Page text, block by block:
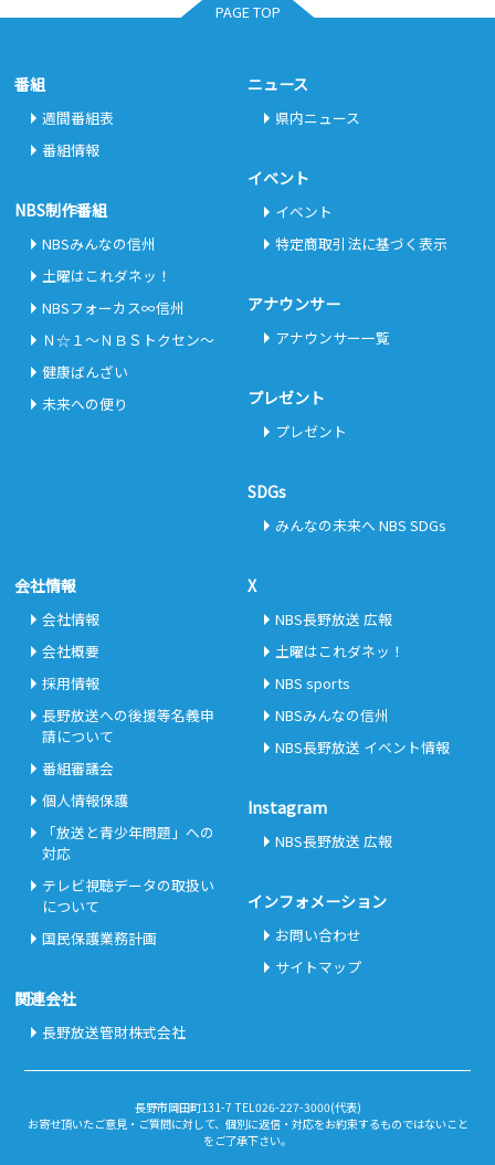
PAGE TOP
番組
週間番組表
番組情報
NBS制作番組
NBSみんなの信州
土曜はこれダネッ！
NBSフォーカス∞信州
Ｎ☆１～ＮＢＳトクセン～
健康ばんざい
未来への便り
ニュース
県内ニュース
イベント
イベント
特定商取引法に基づく表示
アナウンサー
アナウンサー一覧
プレゼント
プレゼント
SDGs
みんなの未来へ NBS SDGs
会社情報
会社情報
会社概要
採用情報
長野放送への後援等名義申
請について
番組審議会
個人情報保護
「放送と青少年問題」への
対応
テレビ視聴データの取扱い
について
国民保護業務計画
関連会社
長野放送管財株式会社
X
NBS長野放送 広報
土曜はこれダネッ！
NBS sports
NBSみんなの信州
NBS長野放送 イベント情報
Instagram
NBS長野放送 広報
インフォメーション
お問い合わせ
サイトマップ
長野市岡田町131-7 TEL026-227-3000(代表)
お寄せ頂いたご意見・ご質問に対して、個別に返信・対応をお約束するものではないこと
をご了承下さい。